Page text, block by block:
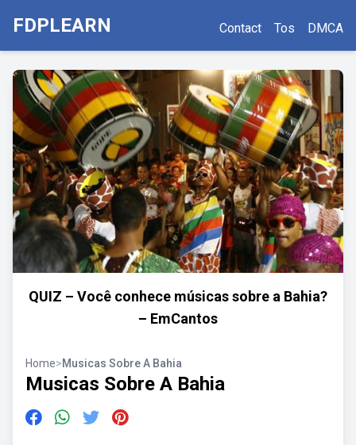
FDPLEARN Contact Tos DMCA
QUIZ – Você conhece músicas sobre a Bahia?
– EmCantos
Home>Musicas Sobre A Bahia
Musicas Sobre A Bahia